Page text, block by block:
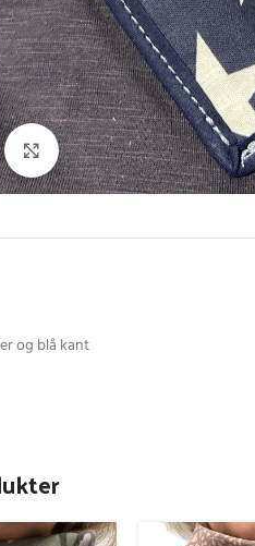
Click to enlarge
og blå kant